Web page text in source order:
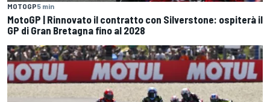
MOTOGP5 min
MotoGP | Rinnovato il contratto con Silverstone: ospiterà il
GP di Gran Bretagna fino al 2028